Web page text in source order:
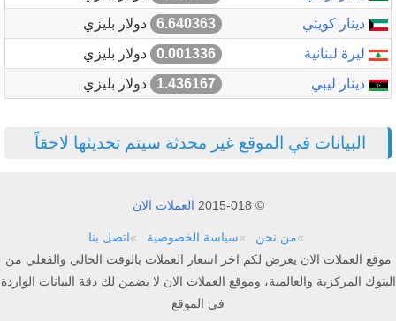
دينار كويتي
6.640363
دولار بليزي
ليرة لبنانية
0.001336
دولار بليزي
دينار ليبي
1.436167 دولار بليزي
البيانات في الموقع غير محدثة سيتم تحديثها لاحقاً
© 2015-018 العملات الان
من نحن سياسة الخصوصية
اتصل بنا
موقع العملات الان يعرض لكم اخر اسعار العملات بالوقت الحالي والفعلي من
البنوك المركزية والعالمية، وموقع العملات الان لا يضمن لك دقة البيانات الواردة
في الموقع